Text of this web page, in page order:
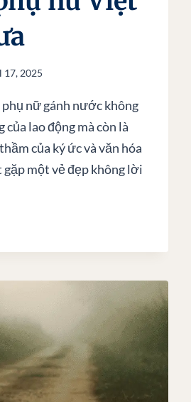
17, 2025
nữ gánh nước không
lao động mà còn là
của ký ức và văn hóa
một vẻ đẹp không lời